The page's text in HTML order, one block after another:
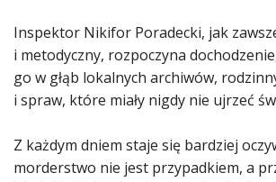
Inspektor Nikifor Poradecki, jak
i metodyczny, rozpoczyna
go w głąb lokalnych archiwów,
i spraw, które miały nigdy nie ujrzeć
Z każdym dniem staje się bardziej
morderstwo nie jest przypadkiem, a